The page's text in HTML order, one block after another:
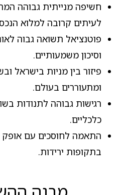
חשיפה מנייתית גבוהה
לעיתים קרובה למלוא
פוטנציאל תשואה גבוה
וסיכון משמעותיים.
פיזור בין מניות בישראל
ומתעוררים בעולם.
רגישות גבוהה לתנודות
כלכליים.
התאמה לחוסכים עם אופק
בתקופות ירידות.